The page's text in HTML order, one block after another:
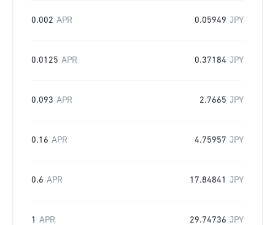
0.002 APR 0.05949 JPY
0.0125 APR 0.37184 JPY
0.093 APR 2.7665 JPY
0.16 APR 4.75957 JPY
0.6 APR 17.84841 JPY
1 APR 29.74736 JPY